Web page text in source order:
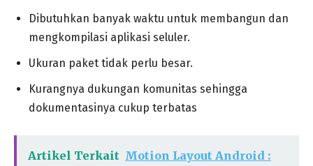
Dibutuhkan banyak waktu untuk membangun dan
mengkompilasi aplikasi seluler.
Ukuran paket tidak perlu besar.
Kurangnya dukungan komunitas sehingga
dokumentasinya cukup terbatas
Artikel Terkait Motion Layout Android :